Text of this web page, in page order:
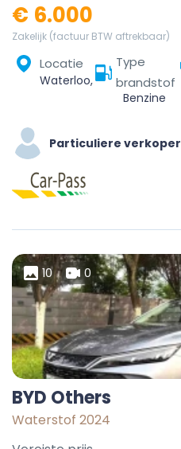
€ 6.000
Zakelijk (factuur BTW aftrekbaar)
Locatie
Waterloo, Nivelles, Brabant wallon, Wallonie, 1410, Belgique
Type
brandstof
Benzine
Particuliere verkoper
10 0
BYD Others
Waterstof 2024